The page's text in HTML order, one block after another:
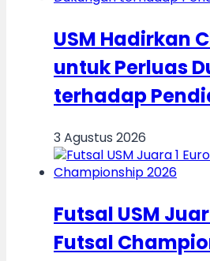
USM Hadirkan
untuk Perluas
terhadap
3 Agustus 2026
Futsal USM
Futsal